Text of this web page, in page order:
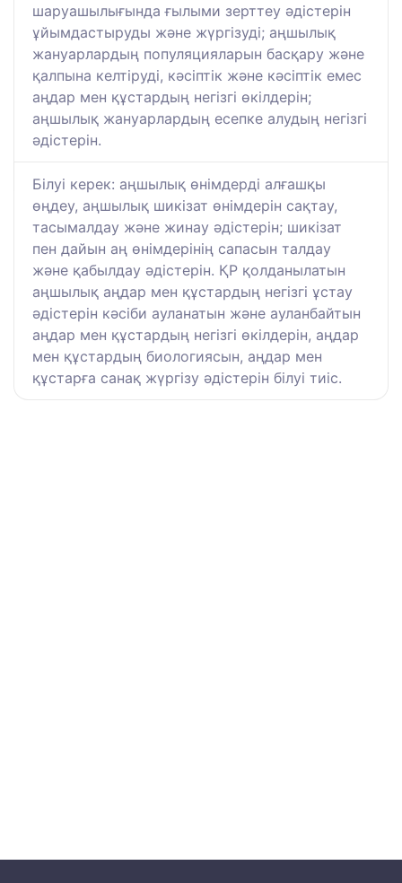
шаруашылығында ғылыми зерттеу әдістерін
ұйымдастыруды және жүргізуді; аңшылық
жануарлардың популяцияларын басқару және
қалпына келтіруді, кәсіптік және кәсіптік емес
аңдар мен құстардың негізгі өкілдерін;
аңшылық жануарлардың есепке алудың негізгі
әдістерін.
Білуі керек: аңшылық өнімдерді алғашқы
өңдеу, аңшылық шикізат өнімдерін сақтау,
тасымалдау және жинау әдістерін; шикізат
пен дайын аң өнімдерінің сапасын талдау
және қабылдау әдістерін. ҚР қолданылатын
аңшылық аңдар мен құстардың негізгі ұстау
әдістерін кәсіби ауланатын және ауланбайтын
аңдар мен құстардың негізгі өкілдерін, аңдар
мен құстардың биологиясын, аңдар мен
құстарға санақ жүргізу әдістерін білуі тиіс.